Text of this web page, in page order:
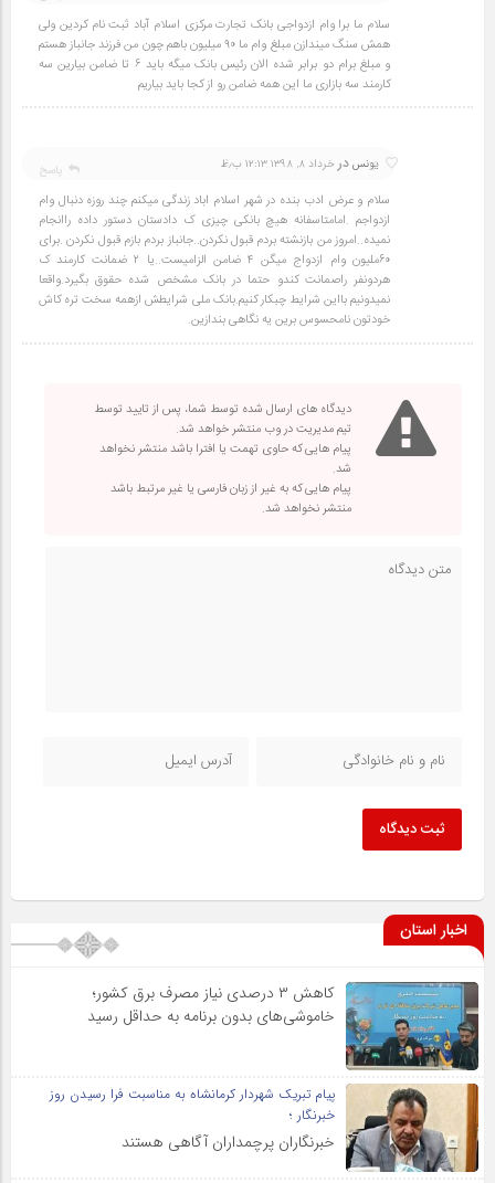
سلام ما برا وام ازدواجی بانک تجارت مرکزی اسلام آباد ثبت نام کردین ولی
همش سنگ میندازن مبلغ وام ما ۹۰ میلیون باهم چون من فرزند جانباز هستم
و مبلغ برام دو برابر شده الان رئیس بانک میگه باید ۶ تا ضامن بیارین سه
کارمند سه بازاری ما این همه ضامن رو از کجا باید بیاریم
16
یونس در خرداد ۸, ۱۳۹۸ ۱۲:۱۳ ب٫ظ
سلام و عرض ادب بنده در شهر اسلام اباد زندگی میکنم چند روزه دنبال وام
ازدواجم .امامتاسفانه هیچ بانکی چیزی ک دادستان دستور داده راانجام
نمیده..امروز من بازنشته بردم قبول نکردن..جانباز بردم بازم قبول نکردن .برای
۶۰ملیون وام ازدواج میگن ۴ ضامن الزامیست..یا ۲ ضمانت کارمند ک
هردونفر راصمانت کندو حتما در بانک مشخص شده حقوق بگیرد.واقعا
نمیدونیم بااین شرایط چبکار کنیم.بانک ملی شرایطش ازهمه سخت تره کاش
خودتون نامحسوس برین یه نگاهی بندازین.
پاسخ
دیدگاه های ارسال شده توسط شما، پس از تایید توسط
تیم مدیریت در وب منتشر خواهد شد.
پیام هایی که حاوی تهمت یا افترا باشد منتشر نخواهد
شد.
پیام هایی که به غیر از زبان فارسی یا غیر مرتبط باشد
منتشر نخواهد شد.
ثبت دیدگاه
اخبار استان
کاهش ۳ درصدی نیاز مصرف برق کشور؛
خاموشی‌های بدون برنامه به حداقل رسید
پیام تبریک شهردار کرمانشاه به مناسبت فرا رسیدن روز
خبرنگار ؛
خبرنگاران پرچمداران آگاهی هستند